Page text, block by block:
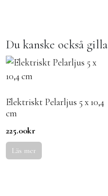
Du kanske också
Elektriskt Pelarljus 5 x 10,4
cm
225.00kr
Läs mer